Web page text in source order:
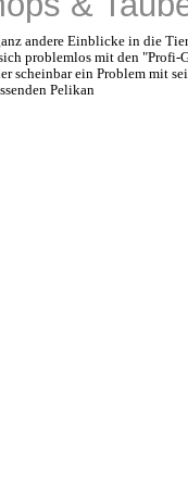
andere Einblicke in die
problemlos mit den "Profi-
scheinbar ein Problem mit
Pelikan